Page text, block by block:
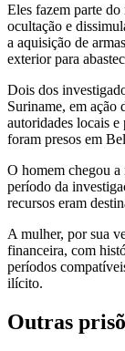
Eles fazem parte
ocultação e
a aquisição de
exterior para
Dois dos
Suriname, em ação
autoridades locais
foram presos em
O homem chegou
período da
recursos eram
A mulher, por sua
financeira, com
períodos
ilícito.
Outras